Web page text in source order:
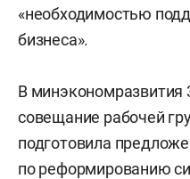
«необходимостью
бизнеса».
В минэкономразвития
совещание рабочей
подготовила
по реформированию